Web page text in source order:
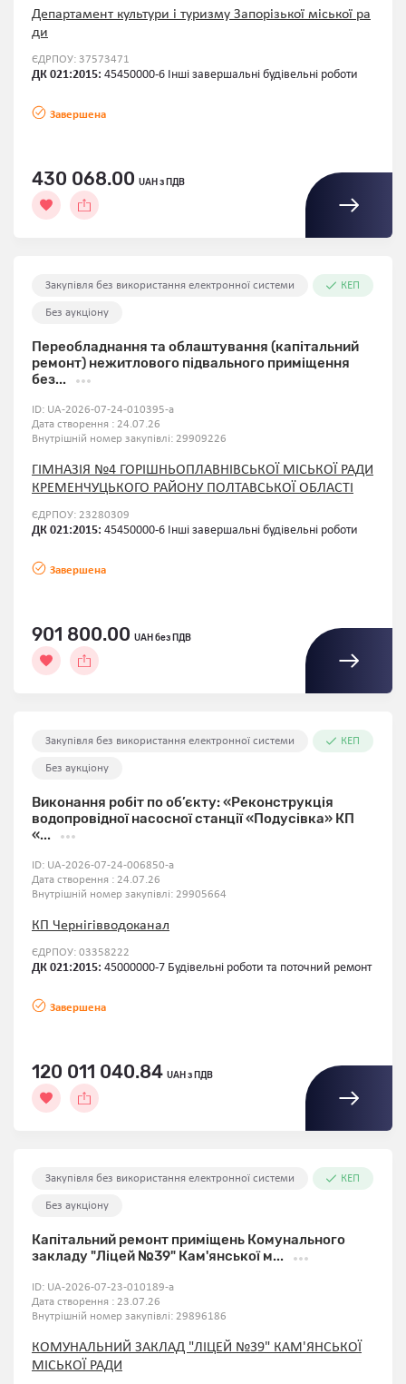
Департамент культури і туризму Запорізької міської ра
ди
ЄДРПОУ: 37573471
ДК 021:2015: 45450000-6 Інші завершальні будівельні роботи
Завершена
430 068.00 UAH з ПДВ
Закупівля без використання електронної системи КЕП
Без аукціону
Переобладнання та облаштування (капітальний
ремонт) нежитлового підвального приміщення
без...
ID: UA-2026-07-24-010395-a
Дата створення : 24.07.26
Внутрішній номер закупівлі: 29909226
ГІМНАЗІЯ №4 ГОРІШНЬОПЛАВНІВСЬКОЇ МІСЬКОЇ РАДИ
КРЕМЕНЧУЦЬКОГО РАЙОНУ ПОЛТАВСЬКОЇ ОБЛАСТІ
ЄДРПОУ: 23280309
ДК 021:2015: 45450000-6 Інші завершальні будівельні роботи
Завершена
901 800.00 UAH без ПДВ
Закупівля без використання електронної системи КЕП
Без аукціону
Виконання робіт по об’єкту: «Реконструкція
водопровідної насосної станції «Подусівка» КП
«...
ID: UA-2026-07-24-006850-a
Дата створення : 24.07.26
Внутрішній номер закупівлі: 29905664
КП Чернігівводоканал
ЄДРПОУ: 03358222
ДК 021:2015: 45000000-7 Будівельні роботи та поточний ремонт
Завершена
120 011 040.84 UAH з ПДВ
Закупівля без використання електронної системи КЕП
Без аукціону
Капітальний ремонт приміщень Комунального
закладу "Ліцей №39" Кам'янської м...
ID: UA-2026-07-23-010189-a
Дата створення : 23.07.26
Внутрішній номер закупівлі: 29896186
КОМУНАЛЬНИЙ ЗАКЛАД "ЛІЦЕЙ №39" КАМ'ЯНСЬКОЇ
МІСЬКОЇ РАДИ